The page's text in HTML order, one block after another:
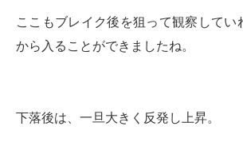
ここもブレイク後を狙って観察してい
から入ることができましたね。
下落後は、一旦大きく反発し上昇。